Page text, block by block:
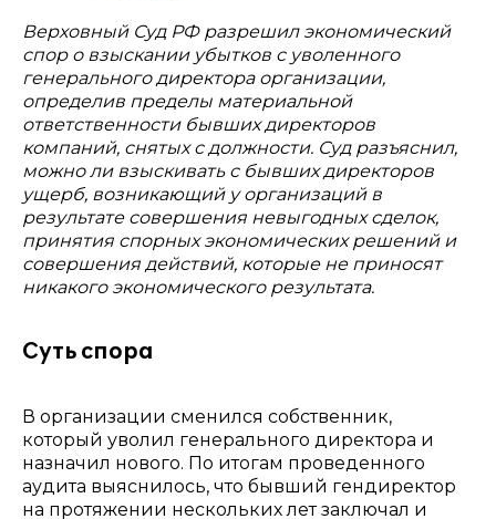
Верховный Суд РФ разрешил экономический
спор о взыскании убытков с уволенного
генерального директора организации,
определив пределы материальной
ответственности бывших директоров
компаний, снятых с должности. Суд разъяснил,
можно ли взыскивать с бывших директоров
ущерб, возникающий у организаций в
результате совершения невыгодных сделок,
принятия спорных экономических решений и
совершения действий, которые не приносят
никакого экономического результата.
Суть спора
В организации сменился собственник,
который уволил генерального директора и
назначил нового. По итогам проведенного
аудита выяснилось, что бывший гендиректор
на протяжении нескольких лет заключал и